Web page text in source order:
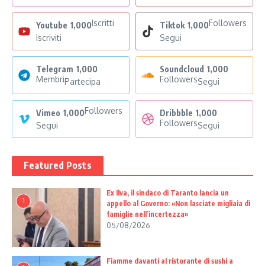
Youtube 1,000Iscritti
Iscriviti
Tiktok 1,000Followers
Segui
Telegram 1,000
MembriPartecipa
Soundcloud 1,000
FollowersSegui
Vimeo 1,000Followers
Segui
Dribbble 1,000
FollowersSegui
Featured Posts
1
Ex Ilva, il sindaco di Taranto lancia un
appello al Governo: «Non lasciate migliaia di
famiglie nell’incertezza»
05/08/2026
Fiamme davanti al ristorante di sushi a